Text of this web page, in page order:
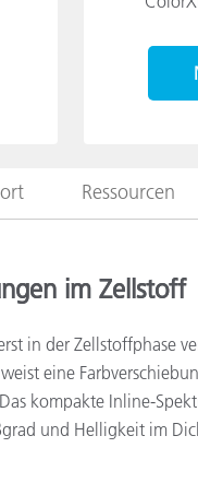
Ressourcen
im Zellstoff
in der Zellstoffphase
eine
kompakte Inline-
und Helligkeit im